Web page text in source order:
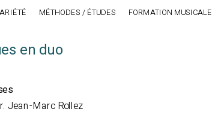
MÉTHODES / ÉTUDES FORMATION MUSICALE
en duo
Jean-Marc Rollez